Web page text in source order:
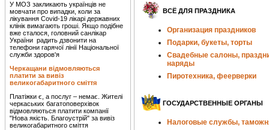
У МОЗ закликають українців не
мовчати про випадки, коли за
лікування Covid-19 лікарі державних
клінік вимагають гроші. Якщо подібне
вже сталося, головний санлікар
України радить дзвонити на
телефони гарячої лінії Національної
служби здоров'я
Черкащани відмовляються
платити за вивіз
великогабаритного сміття
Платіжки є, а послуг – немає. Жителі
черкаських багатоповерхівок
відмовляються платити компанії
"Нова якість. Благоустрій" за вивіз
великогабаритного сміття
ВСЁ ДЛЯ ПРАЗДНИКА
Организация праздников
Подарки, букеты, торты
Свадебные салоны,
наряды
Пиротехника, феерверки
ГОСУДАРСТВЕННЫЕ ОРГАНЫ
Налоговые службы,